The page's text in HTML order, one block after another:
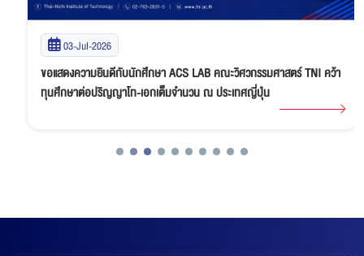
03-Jul-2026
ขอแสดงความยินดีกับนักศึกษา ACS LAB คณะวิศวกรรมศาสตร์ TNI คว้า
ทุนศึกษาต่อปริญญาโท-เอกเต็มจำนวน ณ ประเทศญี่ปุ่น